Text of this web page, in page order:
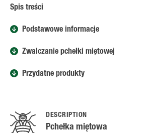
Spis treści
Podstawowe informacje
Zwalczanie pchełki miętowej
Przydatne produkty
DESCRIPTION
Pchełka miętowa